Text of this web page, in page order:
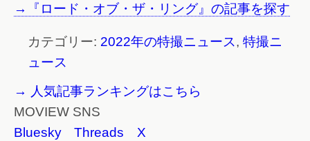
→『ロード・オブ・ザ・リング』の記事を探す
カテゴリー: 2022年の特撮ニュース, 特撮ニ
ュース
→ 人気記事ランキングはこちら
MOVIEW SNS
Bluesky
Threads
X